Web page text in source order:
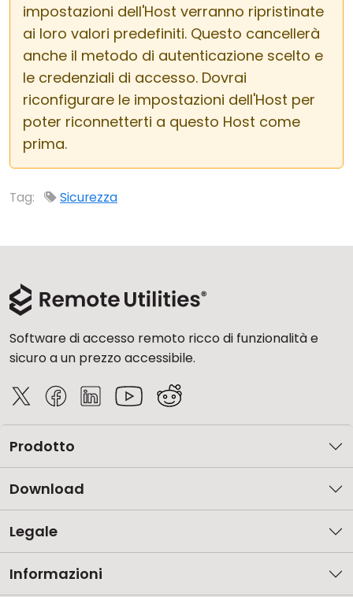
impostazioni dell'Host verranno ripristinate
ai loro valori predefiniti. Questo cancellerà
anche il metodo di autenticazione scelto e
le credenziali di accesso. Dovrai
riconfigurare le impostazioni dell'Host per
poter riconnetterti a questo Host come
prima.
Tag: Sicurezza
Software di accesso remoto ricco di funzionalità e
sicuro a un prezzo accessibile.
Prodotto
Download
Legale
Informazioni